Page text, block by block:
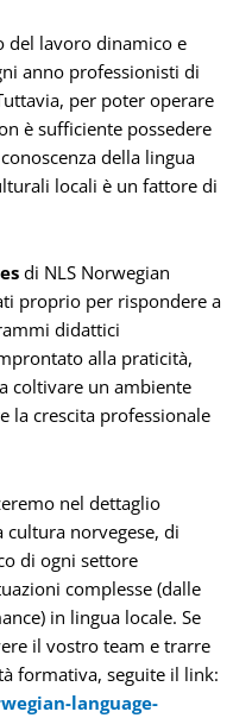
del lavoro dinamico e
anno professionisti di
per poter operare
è sufficiente possedere
della lingua
locali è un fattore di
di NLS Norwegian
proprio per rispondere a
didattici
alla praticità,
coltivare un ambiente
la crescita professionale
nel dettaglio
cultura norvegese, di
di ogni settore
complesse (dalle
in lingua locale. Se
il vostro team e trarre
formativa, seguite il link:
language-